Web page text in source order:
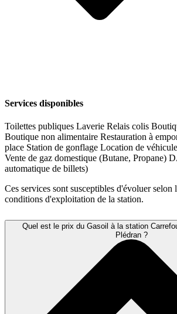
Services disponibles
Toilettes publiques Laverie Relais colis
Boutique non alimentaire Restauration à
place Station de gonflage Location de véhicule
Vente de gaz domestique (Butane, Propane)
automatique de billets)
Ces services sont susceptibles d'évoluer selon
conditions d'exploitation de la station.
Quel est le prix du Gasoil à la station
Plédran ?